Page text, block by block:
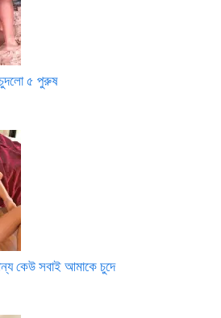
৫ পুরুষ
কেউ সবাই আমাকে চুদে